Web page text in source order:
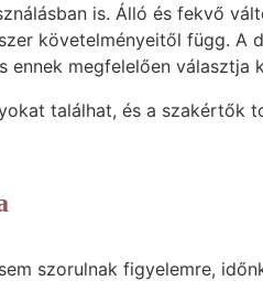
is. Álló és fekvő
követelményeitől függ. A
ennek megfelelően választja
találhat, és a szakértők
szorulnak figyelemre,